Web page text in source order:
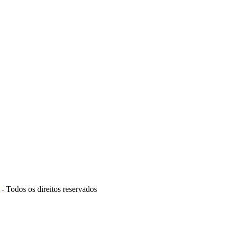
- Todos os direitos reservados